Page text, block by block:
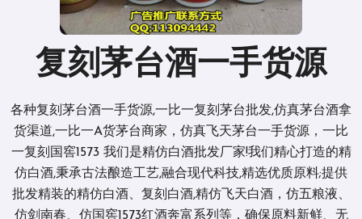
复刻茅台酒一手货源
各种复刻茅台酒一手货源,一比一复刻茅台批发,仿真茅台酒拿
货渠道,一比一A货茅台商家，仿真飞天茅台一手货源，一比
一复刻国窖1573 我们是精仿白酒批发厂家!我们精心打造的精
仿白酒,秉承古法酿造工艺,融合现代科技,精选优质原料;提供
批发精装的精仿白酒、复刻白酒,精仿飞天白酒，仿五粮液、
仿剑南春、仿国窖1573红酒奔富系列等，确保原料新鲜、无